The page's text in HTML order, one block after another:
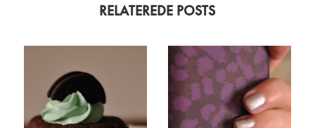
RELATEREDE POSTS